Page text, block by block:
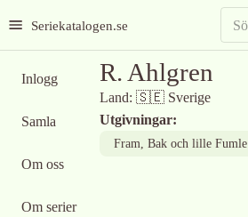
Seriekatalogen.se
Inlogg
Samla
Om oss
Om serier
R. Ahlgren
Land: 🇸🇪 Sverige
Utgivningar:
Fram, Bak och lille Fumle